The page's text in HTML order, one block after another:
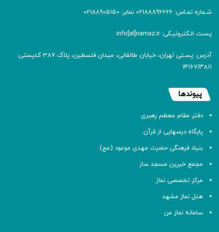
شـماره تمـاس: 02188896666 نمابر: 02188905150
پسـت الـکترونیـکی: info[at]namaz.ir
آدرس: پسـتی تهران، خیابان طالقانی، میدان فلسطین، پلاک 387 کدپستی:
۱۴۱۶۷۱۳۸۱۱
پیوندها
دفتر مقام معظم رهبری
پایگاه درسهایی از قرآن
بنیاد فرهنگی حضرت مهدی موعود (عج)
مجمع خیرین مسجد ساز
مرکز تخصصی نماز
هتل نماز مشهد
سامانه نماز من